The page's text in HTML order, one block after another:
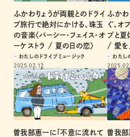
ふかわりょうが両親とのドライ
ブ旅行で絶対にかける、珠玉
の音楽〈パーシー・フェイス・オ
ーケストラ / 夏の日の恋〉
わたしのドライブミュージック
2025.02.12
ふかわ
ぐ、オ
プと夏
/ 愛を
わたし
曽我部恵一に「不意に流れて
曽我部